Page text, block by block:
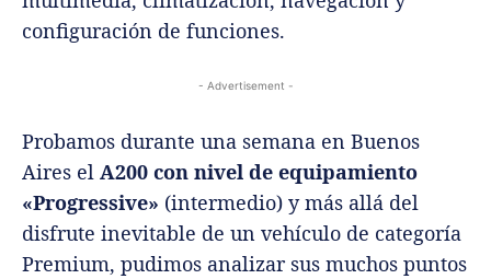
configuración de funciones.
- Advertisement -
Probamos durante una semana en Buenos
Aires el A200 con nivel de equipamiento
«Progressive» (intermedio) y más allá del
disfrute inevitable de un vehículo de categoría
Premium, pudimos analizar sus muchos puntos